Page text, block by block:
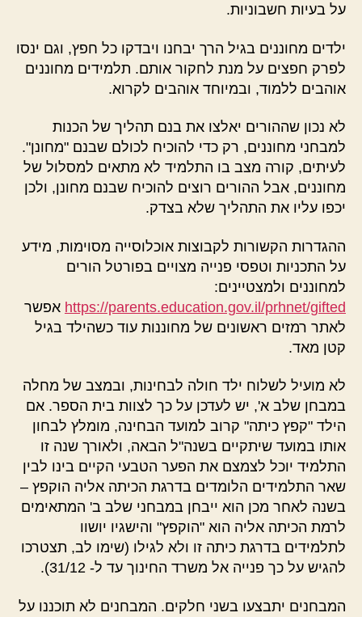
על בעיות חשבוניות.
ילדים מחוננים בגיל הרך יבחנו ויבדקו כל חפץ, וגם ינסו
לפרק חפצים על מנת לחקור אותם. תלמידים מחוננים
אוהבים ללמוד, ובמיוחד אוהבים לקרוא.
לא נכון שההורים יאלצו את בנם תהליך של הכנות
למבחני מחוננים, רק כדי להוכיח לכולם שבנם "מחונן".
לעיתים, קורה מצב בו התלמיד לא מתאים למסלול של
מחוננים, אבל ההורים רוצים להוכיח שבנם מחונן, ולכן
יכפו עליו את התהליך שלא בצדק.
ההגדרות הקשורות לקבוצות אוכלוסייה מסוימות, מידע
על התכניות וטפסי פנייה מצויים בפורטל הורים
למחוננים ולמצטיינים:
https://parents.education.gov.il/prhnet/gifted אפשר
לאתר רמזים ראשונים של מחוננות עוד כשהילד בגיל
קטן מאד.
לא מועיל לשלוח ילד חולה לבחינות, ובמצב של מחלה
במבחן שלב א', יש לעדכן על כך לצוות בית הספר. אם
הילד "קפץ כיתה" קרוב למועד הבחינה, מומלץ לבחון
אותו במועד שיתקיים בשנה"ל הבאה, ולאורך שנה זו
התלמיד יוכל לצמצם את הפער הטבעי הקיים בינו לבין
שאר התלמידים הלומדים בדרגת הכיתה אליה הוקפץ –
בשנה לאחר מכן הוא ייבחן במבחני שלב ב' המתאימים
לרמת הכיתה אליה הוא "הוקפץ" והישגיו יושוו
לתלמידים בדרגת כיתה זו ולא לגילו (שימו לב, תצטרכו
להגיש על כך פנייה אל משרד החינוך עד ל- 31/12).
המבחנים יתבצעו בשני חלקים. המבחנים לא תוכננו על